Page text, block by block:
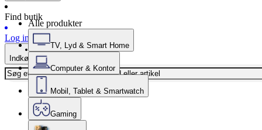
Find butik
Log ind
Indkøbskurv
Alle produkter
TV, Lyd & Smart Home
Computer & Kontor
Mobil, Tablet & Smartwatch
Gaming